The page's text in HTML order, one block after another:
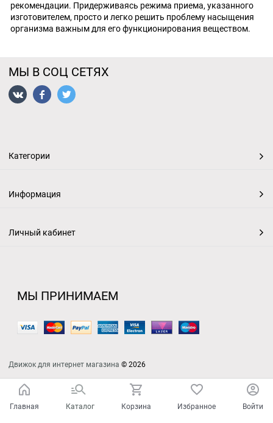
рекомендации. Придерживаясь режима приема, указанного
изготовителем, просто и легко решить проблему насыщения
организма важным для его функционирования веществом.
МЫ В СОЦ СЕТЯХ
Категории
Информация
Личный кабинет
МЫ ПРИНИМАЕМ
Движок для интернет магазина © 2026
Главная Каталог Корзина Избранное Войти